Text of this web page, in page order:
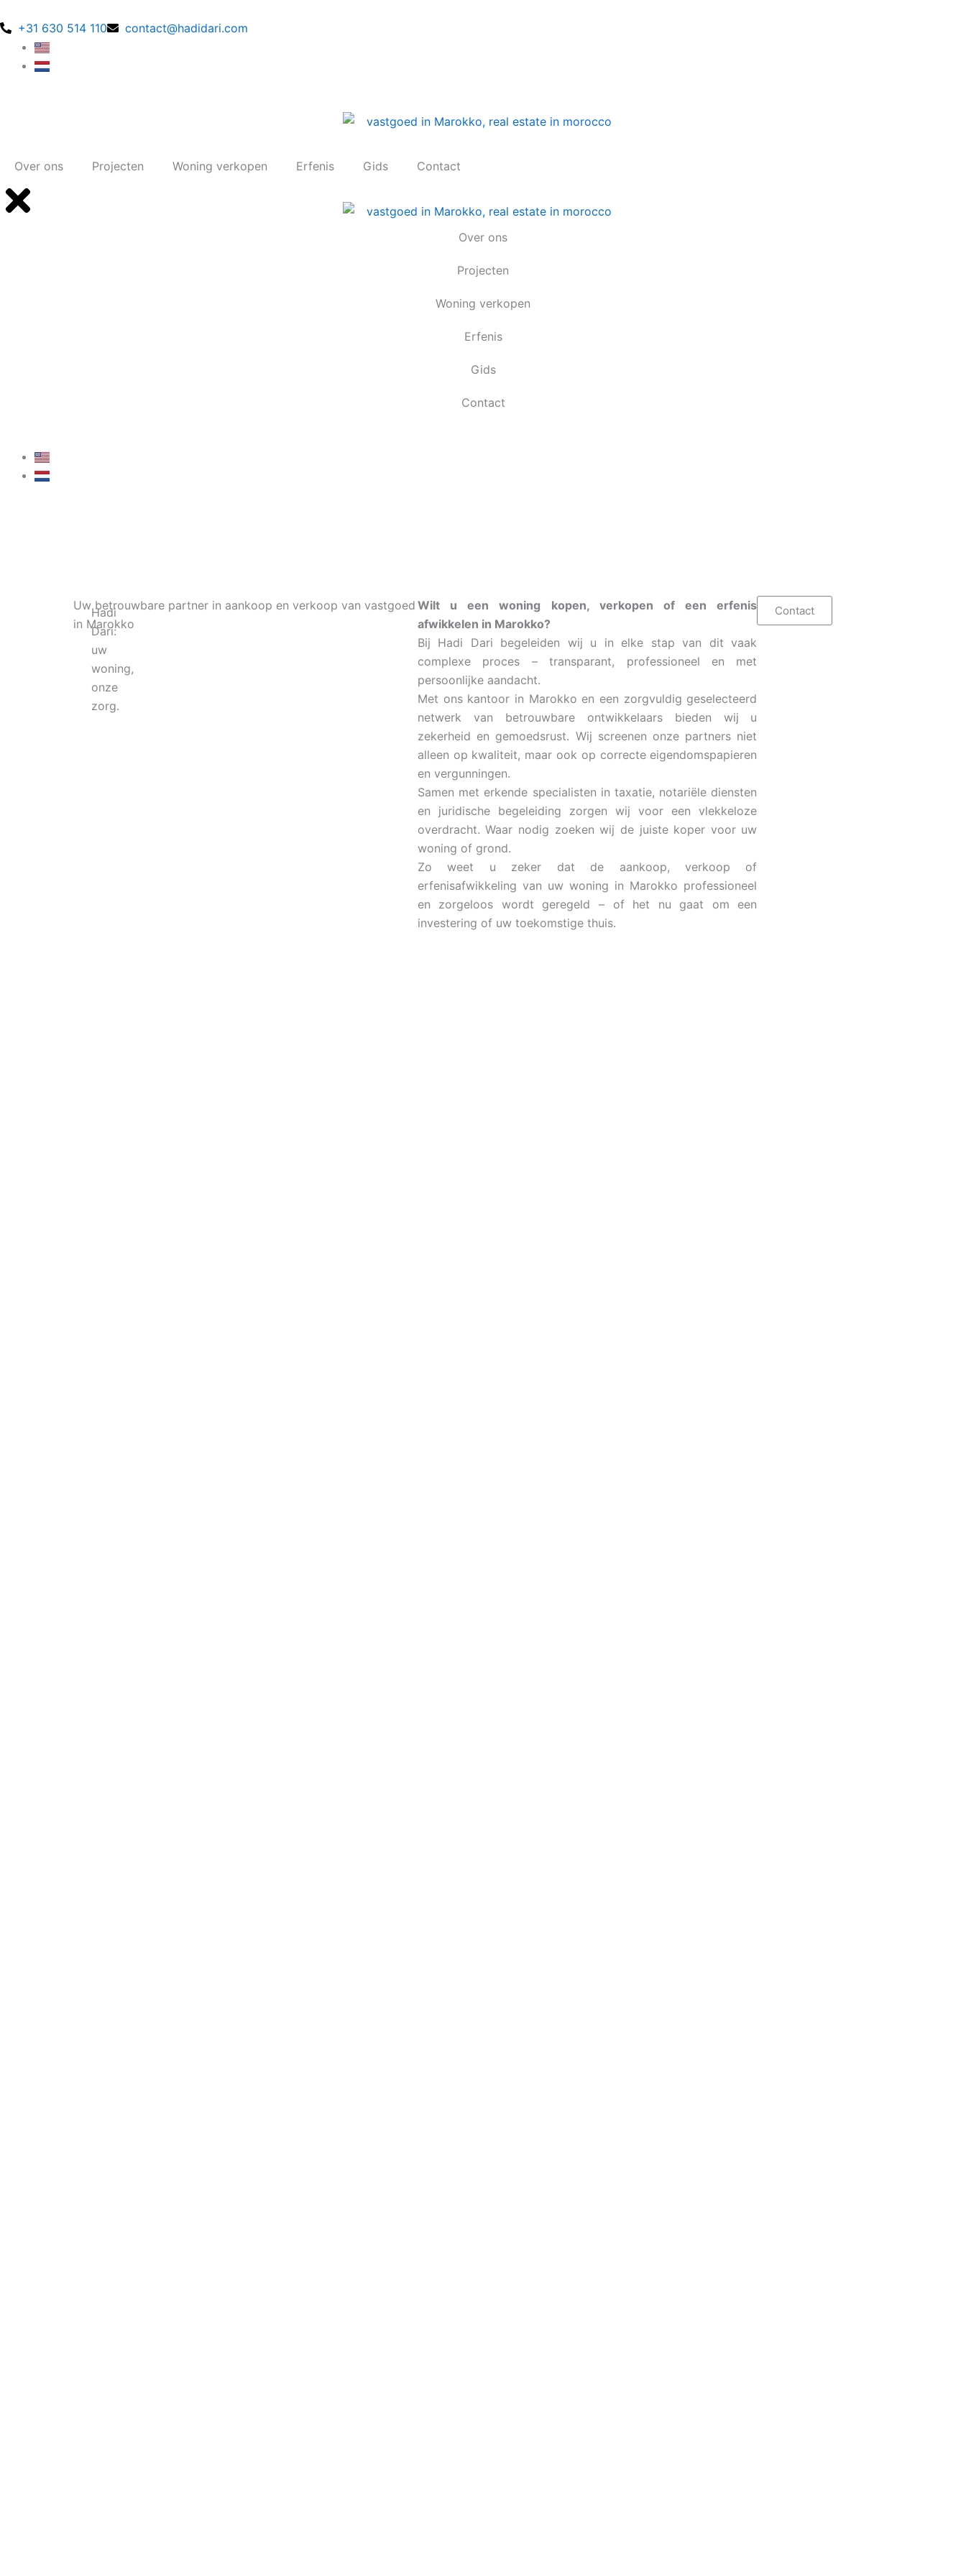
naar
inhoud
+31 630 514 110 contact@hadidari.com
Over ons Projecten Woning verkopen Erfenis Gids Contact
Over ons
Projecten
Woning verkopen
Erfenis
Gids
Contact
Hadi
Dari:
uw
woning,
onze
zorg.
Uw betrouwbare partner in aankoop en verkoop van vastgoed
in Marokko
Bekijk
onze
projecten
Wilt u een woning kopen, verkopen of een erfenis
afwikkelen in Marokko?
Bij Hadi Dari begeleiden wij u in elke stap van dit vaak
complexe proces – transparant, professioneel en met
persoonlijke aandacht.
Met ons kantoor in Marokko en een zorgvuldig geselecteerd
netwerk van betrouwbare ontwikkelaars bieden wij u
zekerheid en gemoedsrust. Wij screenen onze partners niet
alleen op kwaliteit, maar ook op correcte eigendomspapieren
en vergunningen.
Samen met erkende specialisten in taxatie, notariële diensten
en juridische begeleiding zorgenwij voor een vlekkeloze
overdracht. Waar nodig zoeken wij de juiste koper voor uw
woning of grond.
Zo weet u zeker dat de aankoop, verkoop of
erfenisafwikkeling van uw woning in Marokko professioneel
en zorgeloos wordt geregeld – of het nu gaat om een
investering of uw toekomstige thuis.
Contact